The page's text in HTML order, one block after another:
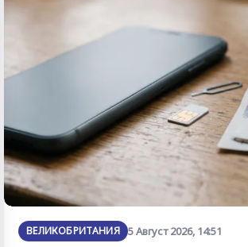
ВЕЛИКОБРИТАНИЯ 5 Август 2026, 14:51